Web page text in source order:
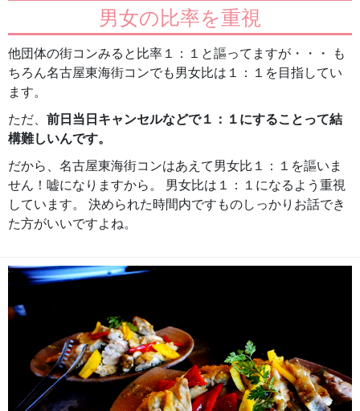
男女の比率を重視
他団体の街コンみると比率１：１と謳ってますが・・・ も
ちろん名古屋東海街コンでも男女比は１：１を目指してい
ます。
ただ、 前日当日キャンセルなどで１：１にすることって結
構難しいんです。
だから、名古屋東海街コンはあえて男女比１：１を謳いま
せん！嘘になりますから。 男女比は１：１になるよう重視
しています。 決められた時間内ですものしっかりお話でき
た方がいいですよね。